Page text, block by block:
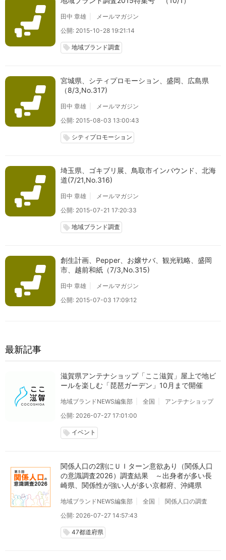
田中 章雄
メールマガジン
公開: 2015-10-28 19:21:14
local_offer 地域ブランド調査
宮城県、シティプロモーション、盛岡、広島県
（8/3,No.317)
田中 章雄
メールマガジン
公開: 2015-08-03 13:00:43
local_offer シティプロモーション
埼玉県、ゴキブリ展、鳥取市インバウンド、北海
道(7/21,No.316)
田中 章雄
メールマガジン
公開: 2015-07-21 17:20:33
local_offer 地域ブランド調査
創生計画、Pepper、お嬢サバ、観光戦略、盛岡
市、越前和紙（7/3,No.315)
田中 章雄
メールマガジン
公開: 2015-07-03 17:09:12
最新記事
滋賀県アンテナショップ「ここ滋賀」屋上で地ビ
ールを楽しむ「琵琶ガーデン」10月まで開催
地域ブランドNEWS編集部 全国
アンテナショップ
公開: 2026-07-27 17:01:00
local_offer イベント
関係人口の2割にＵＩターン意欲あり（関係人口
の意識調査2026）調査結果 ～出身者が多い長
崎県、関係性が強い人が多い京都府、沖縄県
地域ブランドNEWS編集部 全国
関係人口の調査
公開: 2026-07-27 14:57:43
local_offer 47都道府県